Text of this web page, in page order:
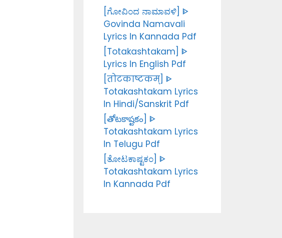
[ಗೋವಿಂದ ನಾಮಾವಳಿ] ᐈ
Govinda Namavali
Lyrics In Kannada Pdf
[Totakashtakam] ᐈ
Lyrics In English Pdf
[तोटकाष्टकम्] ᐈ
Totakashtakam Lyrics
In Hindi/Sanskrit Pdf
[తోటకాష్టకం] ᐈ
Totakashtakam Lyrics
In Telugu Pdf
[ತೋಟಕಾಷ್ಟಕಂ] ᐈ
Totakashtakam Lyrics
In Kannada Pdf